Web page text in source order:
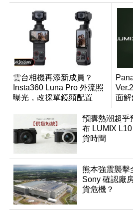
雲台相機再添新成員？
Insta360 Luna Pro 外流照
曝光，改採單鏡頭配置
面
調編
預購熱潮超乎
布 LUMIX
貨時間
熊本強震襲擊
Sony 確認廠
貨危機？